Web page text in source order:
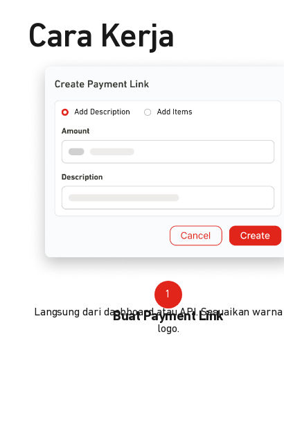
Cara Kerja
1
Buat Payment Link
Langsung dari dashboard atau API. Sesuaikan warna
logo.